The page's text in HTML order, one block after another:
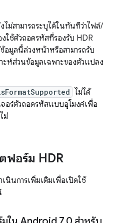
ไม่สามารถระบุได้ในทันทีว่าไฟล์/
ใช้ตัวถอดรหัสที่รองรับ HDR
มูลนี้ล่วงหน้าหรือสามารถรับ
ะห์ส่วนข้อมูลเฉพาะของตัวแปลง
ไม่ได้
อร์ตัวถอดรหัสแบบอุโมงค์เพื่อ
ม่
ฟอร์ม HDR
นินการเพิ่มเติมเพื่อเปิดใช้